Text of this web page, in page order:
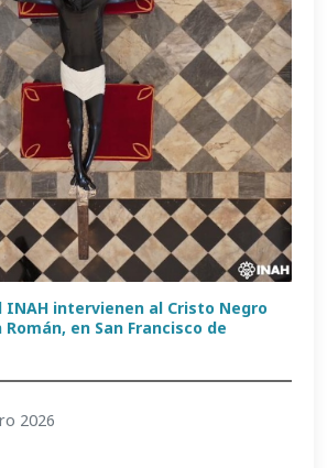
INAH intervienen al Cristo Negro
en San Francisco de
2026